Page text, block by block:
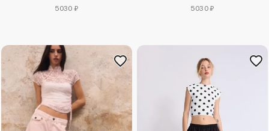
5030 ₽
5030 ₽